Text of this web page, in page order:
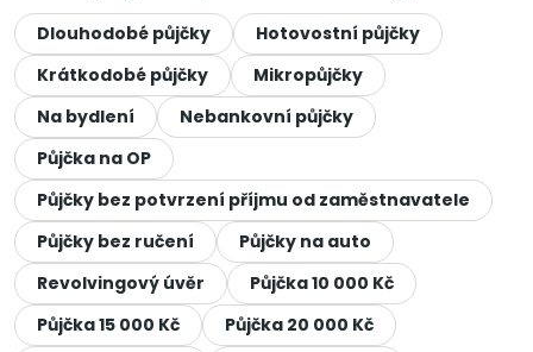
Dlouhodobé půjčky
Hotovostní půjčky
Krátkodobé půjčky
Mikropůjčky
Na bydlení
Nebankovní půjčky
Půjčka na OP
Půjčky bez potvrzení příjmu od zaměstnavatele
Půjčky bez ručení
Půjčky na auto
Revolvingový úvěr
Půjčka 10 000 Kč
Půjčka 15 000 Kč
Půjčka 20 000 Kč